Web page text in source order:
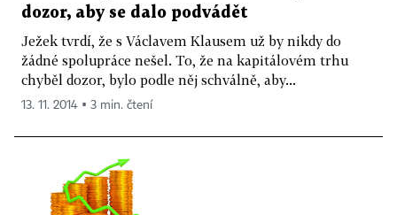
dozor, aby se dalo podvádět
Ježek tvrdí, že s Václavem Klausem už by nikdy do
žádné spolupráce nešel. To, že na kapitálovém trhu
chyběl dozor, bylo podle něj schválně, aby...
13. 11. 2014 ▪ 3 min. čtení